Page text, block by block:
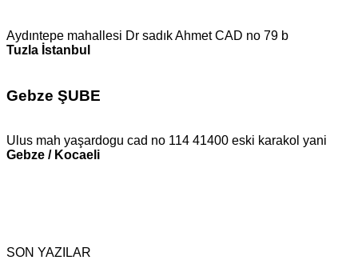
Aydıntepe mahallesi Dr sadık Ahmet CAD no 79 b
Tuzla İstanbul
Gebze ŞUBE
Ulus mah yaşardogu cad no 114 41400 eski karakol yani
Gebze / Kocaeli
SON YAZILAR